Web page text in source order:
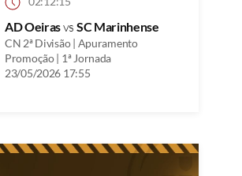
AD Oeirasvs SC Marinhense
CN 2ª Divisão | Apuramento
Promoção | 1ª Jornada
23/05/2026 17:55